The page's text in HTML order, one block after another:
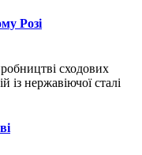
Розі
сходових
із нержавіючої сталі